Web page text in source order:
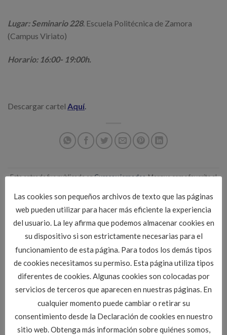
Lugar: Seminario 228. Escuela Politécnica de Zamora
(Campus Viriato)
Horario: 16:00- 19:00h.
Descargar cartel Aquí.
Esta entrada fue publicada enCursos y jornadas. Marque como favorito el
ADMIN
Veto de Fomento a las ofertas
temerarias
Curso de Presto Gratuito* en
Las cookies son pequeños archivos de texto que las páginas
web pueden utilizar para hacer más eficiente la experiencia
del usuario. La ley afirma que podemos almacenar cookies en
su dispositivo si son estrictamente necesarias para el
funcionamiento de esta página. Para todos los demás tipos
de cookies necesitamos su permiso. Esta página utiliza tipos
diferentes de cookies. Algunas cookies son colocadas por
servicios de terceros que aparecen en nuestras páginas. En
cualquier momento puede cambiar o retirar su
consentimiento desde la Declaración de cookies en nuestro
sitio web. Obtenga más información sobre quiénes somos,